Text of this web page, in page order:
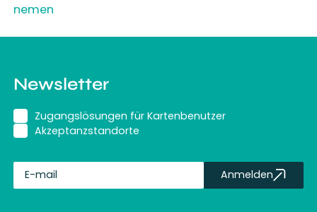
nemen
Newsletter
Zugangslösungen für Kartenbenutzer
Akzeptanzstandorte
Anmelden